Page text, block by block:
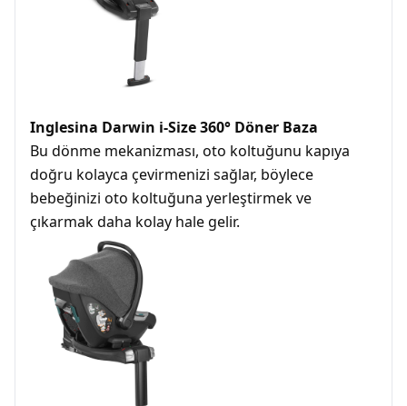
Inglesina Darwin i-Size 360° Döner Baza
Bu dönme mekanizması, oto koltuğunu kapıya
doğru kolayca çevirmenizi sağlar, böylece
bebeğinizi oto koltuğuna yerleştirmek ve
çıkarmak daha kolay hale gelir.